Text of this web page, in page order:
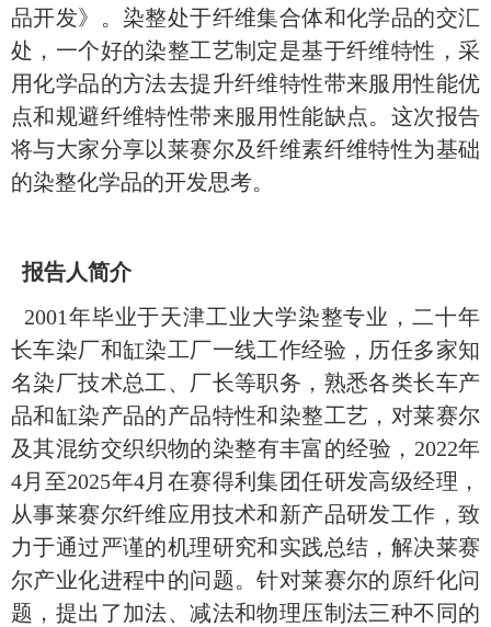
品开发》。染整处于纤维集合体和化学品的交汇
处，一个好的染整工艺制定是基于纤维特性，采
用化学品的方法去提升纤维特性带来服用性能优
点和规避纤维特性带来服用性能缺点。这次报告
将与大家分享以莱赛尔及纤维素纤维特性为基础
的染整化学品的开发思考。
报告人简介
2001年毕业于天津工业大学染整专业，二十年
长车染厂和缸染工厂一线工作经验，历任多家知
名染厂技术总工、厂长等职务，熟悉各类长车产
品和缸染产品的产品特性和染整工艺，对莱赛尔
及其混纺交织织物的染整有丰富的经验，2022年
4月至2025年4月在赛得利集团任研发高级经理，
从事莱赛尔纤维应用技术和新产品研发工作，致
力于通过严谨的机理研究和实践总结，解决莱赛
尔产业化进程中的问题。针对莱赛尔的原纤化问
题，提出了加法、减法和物理压制法三种不同的